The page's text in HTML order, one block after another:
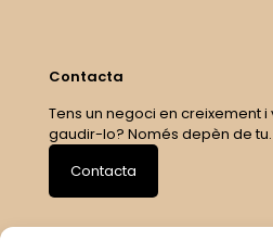
Contacta
Tens un negoci en creixement
gaudir-lo? Només depèn de tu.
Contacta